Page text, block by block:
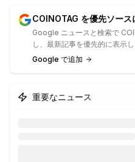
COINOTAG を優先ソース
Google ニュースと検索で
し、最新記事を優先的に表示し
Google で追加
重要なニュース